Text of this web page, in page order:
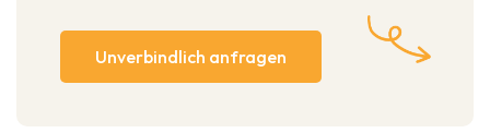
Unverbindlich anfragen